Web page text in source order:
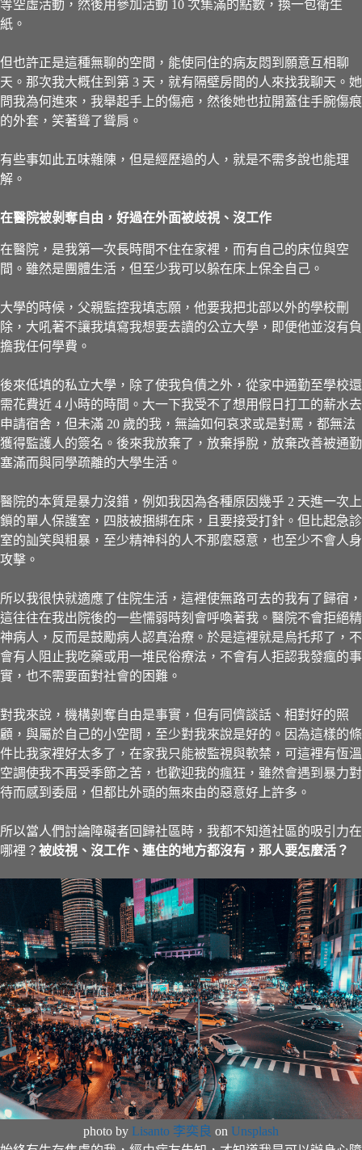
等空虛活動，然後用參加活動 10 次集滿的點數，換一包衛生
紙。
但也許正是這種無聊的空間，能使同住的病友悶到願意互相聊
天。那次我大概住到第 3 天，就有隔壁房間的人來找我聊天。她
問我為何進來，我舉起手上的傷疤，然後她也拉開蓋住手腕傷痕
的外套，笑著聳了聳肩。
有些事如此五味雜陳，但是經歷過的人，就是不需多說也能理
解。
在醫院被剝奪自由，好過在外面被歧視、沒工作
在醫院，是我第一次長時間不住在家裡，而有自己的床位與空
間。雖然是團體生活，但至少我可以躲在床上保全自己。
大學的時候，父親監控我填志願，他要我把北部以外的學校刪
除，大吼著不讓我填寫我想要去讀的公立大學，即便他並沒有負
擔我任何學費。
後來低填的私立大學，除了使我負債之外，從家中通勤至學校還
需花費近 4 小時的時間。大一下我受不了想用假日打工的薪水去
申請宿舍，但未滿 20 歲的我，無論如何哀求或是對罵，都無法
獲得監護人的簽名。後來我放棄了，放棄掙脫，放棄改善被通勤
塞滿而與同學疏離的大學生活。
醫院的本質是暴力沒錯，例如我因為各種原因幾乎 2 天進一次上
鎖的單人保護室，四肢被捆綁在床，且要接受打針。但比起急診
室的訕笑與粗暴，至少精神科的人不那麼惡意，也至少不會人身
攻擊。
所以我很快就適應了住院生活，這裡使無路可去的我有了歸宿，
這往往在我出院後的一些懦弱時刻會呼喚著我。醫院不會拒絕精
神病人，反而是鼓勵病人認真治療。於是這裡就是烏托邦了，不
會有人阻止我吃藥或用一堆民俗療法，不會有人拒認我發瘋的事
實，也不需要面對社會的困難。
對我來說，機構剝奪自由是事實，但有同儕談話、相對好的照
顧，與屬於自己的小空間，至少對我來說是好的。因為這樣的條
件比我家裡好太多了，在家我只能被監視與軟禁，可這裡有恆溫
空調使我不再受季節之苦，也歡迎我的瘋狂，雖然會遇到暴力對
待而感到委屈，但都比外頭的無來由的惡意好上許多。
所以當人們討論障礙者回歸社區時，我都不知道社區的吸引力在
哪裡？ 被歧視、沒工作、連住的地方都沒有，那人要怎麼活？
photo by Lisanto 李奕良 on Unsplash